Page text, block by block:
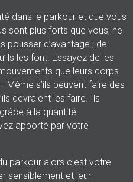
dans le parkour et que vous
sont plus forts que vous, ne
pousser d’avantage ; de
les font. Essayez de les
que leurs corps
s’ils peuvent faire des
devraient les faire. Ils
à la quantité
apporté par votre
parkour alors c’est votre
sensiblement et leur